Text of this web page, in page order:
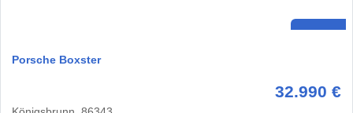
Porsche Boxster
32.990 €